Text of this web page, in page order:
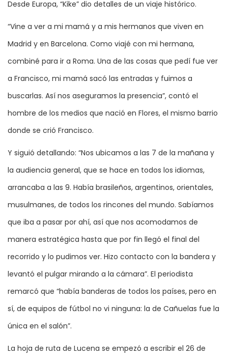
Desde Europa, “Kike” dio detalles de un viaje histórico.
“Vine a ver a mi mamá y a mis hermanos que viven en
Madrid y en Barcelona. Como viajé con mi hermana,
combiné para ir a Roma. Una de las cosas que pedí fue ver
a Francisco, mi mamá sacó las entradas y fuimos a
buscarlas. Así nos aseguramos la presencia”, contó el
hombre de los medios que nació en Flores, el mismo barrio
donde se crió Francisco.
Y siguió detallando: “Nos ubicamos a las 7 de la mañana y
la audiencia general, que se hace en todos los idiomas,
arrancaba a las 9. Había brasileños, argentinos, orientales,
musulmanes, de todos los rincones del mundo. Sabíamos
que iba a pasar por ahí, así que nos acomodamos de
manera estratégica hasta que por fin llegó el final del
recorrido y lo pudimos ver. Hizo contacto con la bandera y
levantó el pulgar mirando a la cámara”. El periodista
remarcó que “había banderas de todos los países, pero en
sí, de equipos de fútbol no vi ninguna: la de Cañuelas fue la
única en el salón”.
La hoja de ruta de Lucena se empezó a escribir el 26 de